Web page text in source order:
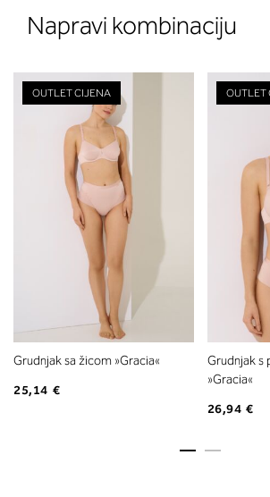
Napravi kombinaciju
OUTLET CIJENA
Grudnjak sa žicom »Gracia«
25,14 €
OUTLET
Grudnjak s
»Gracia«
26,94 €